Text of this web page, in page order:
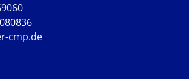
cmp.de